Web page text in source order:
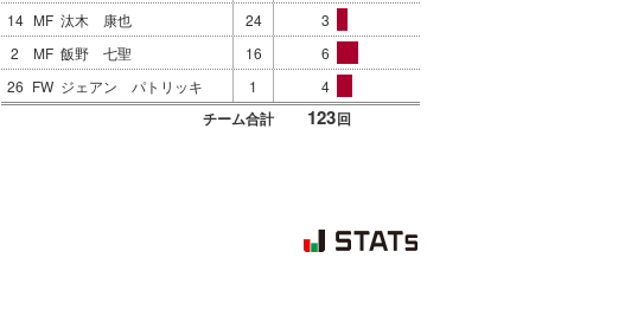
14 MF 汰木 康也 24
3
2
MF 飯野 七聖 16
6
26 FW ジェアン パトリッキ 1 4
チーム合計 123回